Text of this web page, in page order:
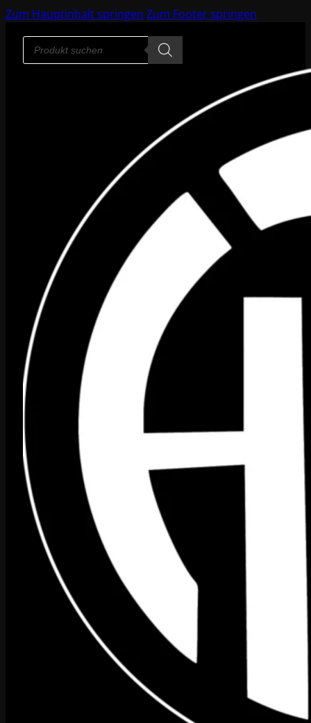
Zum Hauptinhalt springen Zum Footer springen
Products
search